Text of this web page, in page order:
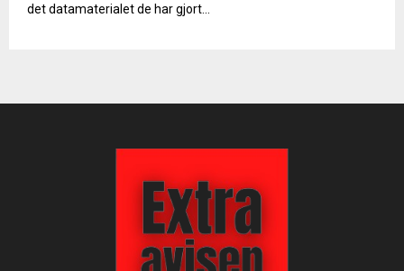
det datamaterialet de har gjort...